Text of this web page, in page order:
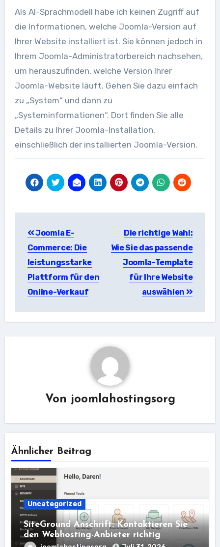
Als AI-Sprachmodell habe ich keinen Zugriff auf
die Informationen, welche Joomla-Version auf
Ihrer Website installiert ist. Sie können jedoch in
Ihrem Joomla-Administratorbereich nachsehen,
um herauszufinden, welche Version Ihrer
Joomla-Website läuft. Gehen Sie dazu einfach
zu „System“ und dann zu
„Systeminformationen“. Dort finden Sie alle
Details zu Ihrer Joomla-Installation,
einschließlich der installierten Joomla-Version.
Joomla E-
Commerce: Die
leistungsstarke
Plattform für den
Online-Verkauf
Die richtige Wahl:
Wie Sie das passende
Joomla-Template
für Ihre Website
auswählen
Von joomlahostingsorg
Ähnlicher Beitrag
Uncategorized
SiteGround Anschrift: Kontaktieren Sie
den Webhosting-Anbieter richtig